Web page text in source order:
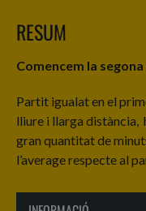
RESUM
Comencem la
Partit igualat en el
lliure i llarga distància,
gran quantitat de
l’average respecte al